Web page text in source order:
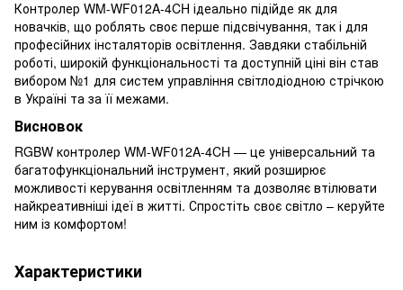
Контролер WM-WF012A-4CH ідеально підійде як для
новачків, що роблять своє перше підсвічування, так і для
професійних інсталяторів освітлення. Завдяки стабільній
роботі, широкій функціональності та доступній ціні він став
вибором №1 для систем управління світлодіодною стрічкою
в Україні та за її межами.
Висновок
RGBW контролер WM-WF012A-4CH — це універсальний та
багатофункціональний інструмент, який розширює
можливості керування освітленням та дозволяє втілювати
найкреативніші ідеї в житті. Спростіть своє світло – керуйте
ним із комфортом!
Характеристики